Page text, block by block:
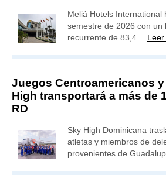
Meliá Hotels International
semestre de 2026 con un
recurrente de 83,4…
Juegos Centroamericanos
High transportará a más de
RD
Sky High Dominicana
atletas y miembros de
provenientes de